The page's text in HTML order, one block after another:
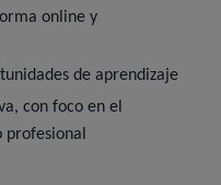
online y
de aprendizaje
con foco en el